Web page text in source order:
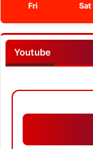
Fri Sat
Youtube